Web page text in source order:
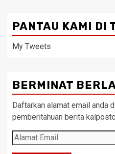
PANTAU KAMI DI
My Tweets
BERMINAT
Daftarkan alamat email anda
pemberitahuan berita
Alamat
Email